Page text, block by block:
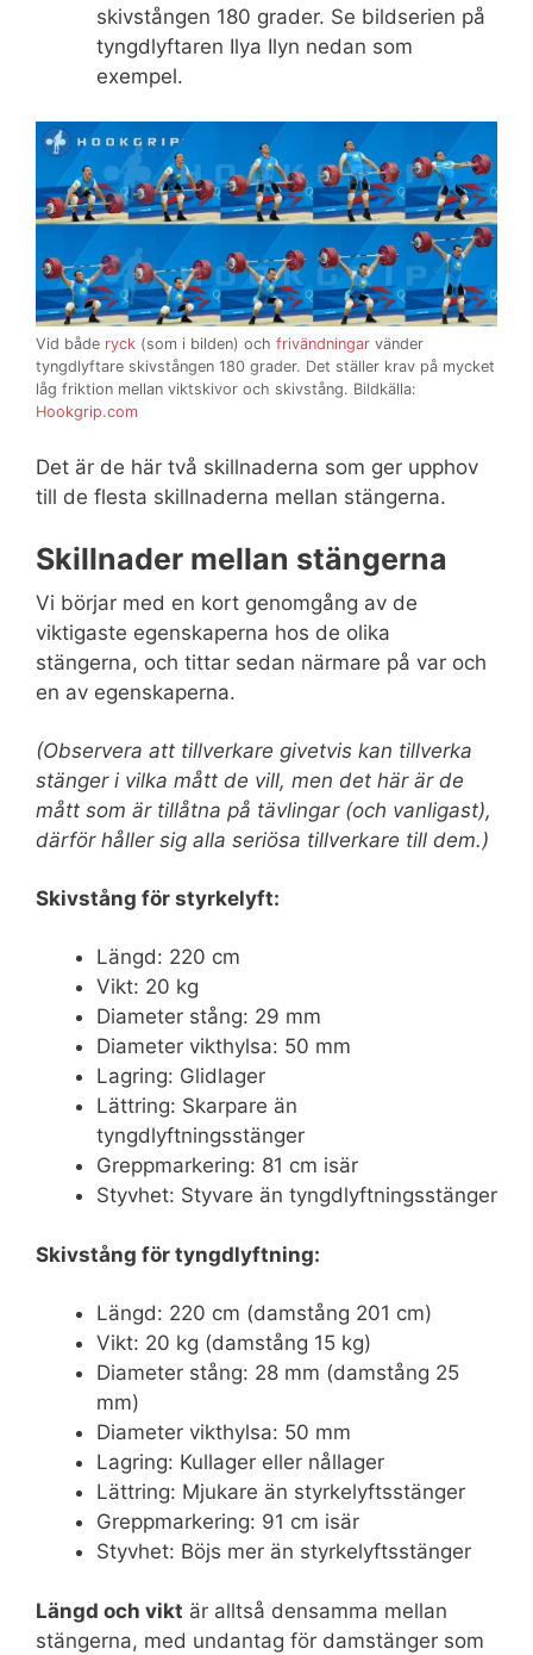
skivstången 180 grader. Se bildserien på
tyngdlyftaren Ilya Ilyn nedan som
exempel.
Vid både ryck (som i bilden) och frivändningar vänder
tyngdlyftare skivstången 180 grader. Det ställer krav på mycket
låg friktion mellan viktskivor och skivstång. Bildkälla:
Hookgrip.com
Det är de här två skillnaderna som ger upphov
till de flesta skillnaderna mellan stängerna.
Skillnader mellan stängerna
Vi börjar med en kort genomgång av de
viktigaste egenskaperna hos de olika
stängerna, och tittar sedan närmare på var och
en av egenskaperna.
(Observera att tillverkare givetvis kan tillverka
stänger i vilka mått de vill, men det här är de
mått som är tillåtna på tävlingar (och vanligast),
därför håller sig alla seriösa tillverkare till dem.)
Skivstång för styrkelyft:
Längd: 220 cm
Vikt: 20 kg
Diameter stång: 29 mm
Diameter vikthylsa: 50 mm
Lagring: Glidlager
Lättring: Skarpare än
tyngdlyftningsstänger
Greppmarkering: 81 cm isär
Styvhet: Styvare än tyngdlyftningsstänger
Skivstång för tyngdlyftning:
Längd: 220 cm (damstång 201 cm)
Vikt: 20 kg (damstång 15 kg)
Diameter stång: 28 mm (damstång 25
mm)
Diameter vikthylsa: 50 mm
Lagring: Kullager eller nållager
Lättring: Mjukare än styrkelyftsstänger
Greppmarkering: 91 cm isär
Styvhet: Böjs mer än styrkelyftsstänger
Längd och vikt är alltså densamma mellan
stängerna, med undantag för damstänger som